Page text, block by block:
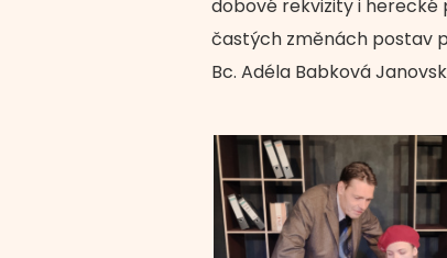
dobové rekvizity i herecké
častých změnách postav
Bc. Adéla Babková